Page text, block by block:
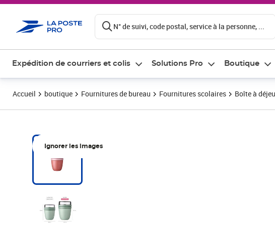
N° de suivi, code postal, service à la personne, ...
Expédition de courriers et colis Solutions Pro Boutique
Accueil boutique Fournitures de bureau Fournitures scolaires Boîte à
Ignorer les images